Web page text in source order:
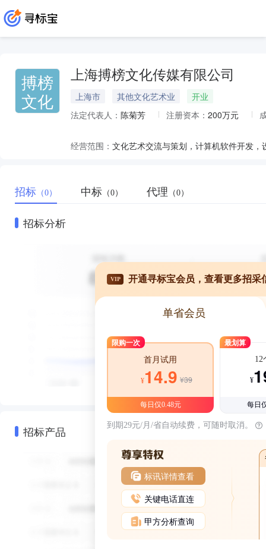
搏榜
文化
上海搏榜文化传媒有限公司
上海市 其他文化艺术业
开业
法定代表人： 陈菊芳 注册资本： 200万元
经营范围：
招标 （0） 中标 （0） 代理 （0）
招标分析
招标产品
VIP 开通寻标宝会员，查看更多招采
单省会员
限购一次
首月试用
¥14.9 ¥39
每日仅0.48元
最划算
12
¥
每日
到期29元/月/省自动续费，可随时取消。
标讯详情查看
关键电话直连
甲方分析查询